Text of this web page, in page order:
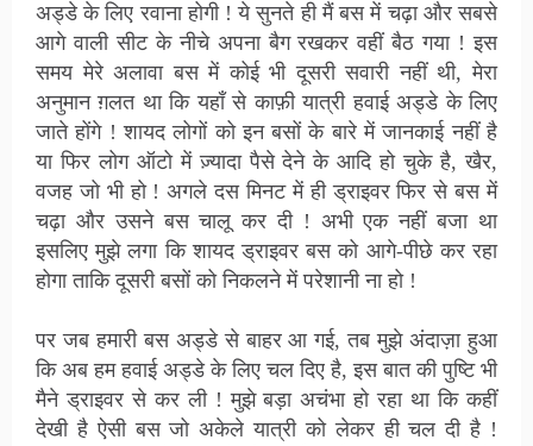
अड्डे के लिए रवाना होगी ! ये सुनते ही मैं बस में चढ़ा और सबसे
आगे वाली सीट के नीचे अपना बैग रखकर वहीं बैठ गया ! इस
समय मेरे अलावा बस में कोई भी दूसरी सवारी नहीं थी, मेरा
अनुमान ग़लत था कि यहाँ से काफ़ी यात्री हवाई अड्डे के लिए
जाते होंगे ! शायद लोगों को इन बसों के बारे में जानकाई नहीं है
या फिर लोग ऑटो में ज़्यादा पैसे देने के आदि हो चुके है, खैर,
वजह जो भी हो ! अगले दस मिनट में ही ड्राइवर फिर से बस में
चढ़ा और उसने बस चालू कर दी ! अभी एक नहीं बजा था
इसलिए मुझे लगा कि शायद ड्राइवर बस को आगे-पीछे कर रहा
होगा ताकि दूसरी बसों को निकलने में परेशानी ना हो !
पर जब हमारी बस अड्डे से बाहर आ गई, तब मुझे अंदाज़ा हुआ
कि अब हम हवाई अड्डे के लिए चल दिए है, इस बात की पुष्टि भी
मैने ड्राइवर से कर ली ! मुझे बड़ा अचंभा हो रहा था कि कहीं
देखी है ऐसी बस जो अकेले यात्री को लेकर ही चल दी है !